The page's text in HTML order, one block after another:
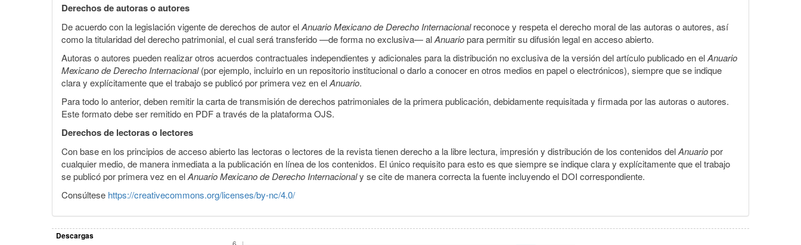
Derechos de autoras o autores
De acuerdo con la legislación vigente de derechos de autor elAnuario Mexicano de Derecho Internacionalreconoce y respeta el derecho moral de las autoras o autores, así
como la titularidad del derecho patrimonial, el cual será transferido —de forma no exclusiva— alAnuariopara permitir su difusión legal en acceso abierto.
Autoras o autores pueden realizar otros acuerdos contractuales independientes y adicionales para la distribución no exclusiva de la versión del artículo publicado en elAnuario
Mexicano de Derecho Internacional(por ejemplo, incluirlo en un repositorio institucional o darlo a conocer en otros medios en papel o electrónicos), siempre que se indique
clara y explícitamente que el trabajo se publicó por primera vez en elAnuario.
Para todo lo anterior, deben remitir la carta de transmisión de derechos patrimoniales de la primera publicación, debidamente requisitada y firmada por las autoras o autores.
Este formato debe ser remitido en PDF a través de la plataforma OJS.
Derechos de lectoras o lectores
Con base en los principios de acceso abierto las lectoras o lectores de la revista tienen derecho a la libre lectura, impresión y distribución de los contenidos delAnuariopor
cualquier medio, de manera inmediata a la publicación en línea de los contenidos. El único requisito para esto es que siempre se indique clara y explícitamente que el trabajo
se publicó por primera vez en elAnuario Mexicano de Derecho Internacionaly se cite de manera correcta la fuente incluyendo el DOI correspondiente.
Consúltese https://creativecommons.org/licenses/by-nc/4.0/
Descargas